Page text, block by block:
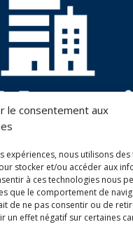
le consentement aux
expériences, nous utilisons
stocker et/ou accéder aux
à ces technologies nous
que le comportement de
de ne pas consentir ou de
un effet négatif sur certaines